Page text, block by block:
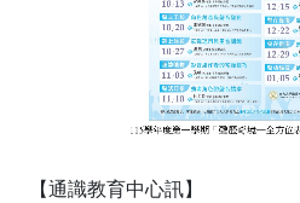
【通識教育中心訊】